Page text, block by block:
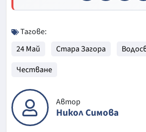
Тагове:
24 Май
Стара Загора
Честване
Автор
Никол Симова